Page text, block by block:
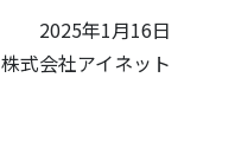
2025年1月16日
株式会社アイネット